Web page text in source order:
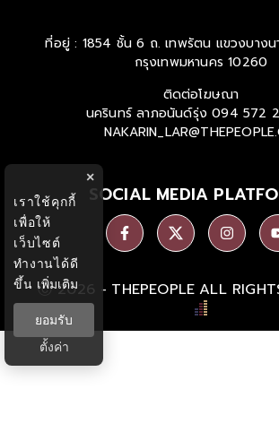
ที่อยู่ : 1854 ชั้น 6 ถ. เทพรัตน แขวงบางน
กรุงเทพมหานคร 10260
ติดต่อโฆษณา
นครินทร์ ลาภอนันด์รุ่ง 094 572
SOCIAL MEDIA
Ⓒ 2026 - THEPEOPLE ALL
×
เราใช้คุกกี้
เพื่อให้
เว็บไซต์
ทำงานได้ดี
ขึ้น เพิ่มเติม
ยอมรับ
ตั้งค่า